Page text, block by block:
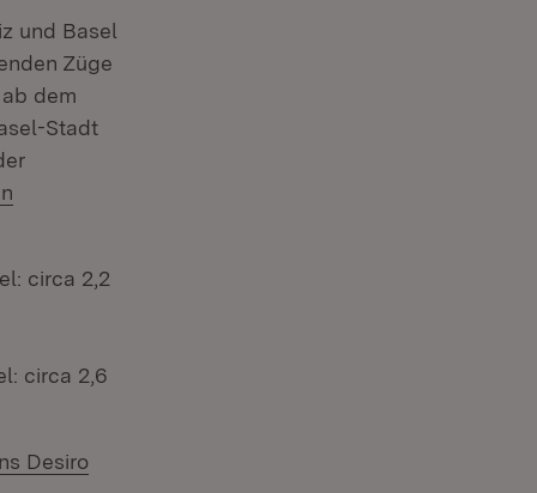
und Basel
Züge
dem
Stadt
circa 2,2
circa 2,6
Desiro